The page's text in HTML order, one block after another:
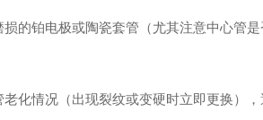
铂电极或陶瓷套管（尤其注意中心管是
情况（出现裂纹或变硬时立即更换），